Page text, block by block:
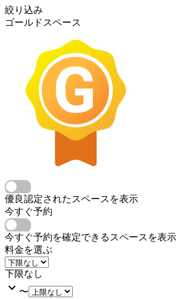
絞り込み
ゴールドスペース
優良認定されたスペースを表示
今すぐ予約
今すぐ予約を確定できるスペースを表示
料金を選ぶ
下限なし
〜